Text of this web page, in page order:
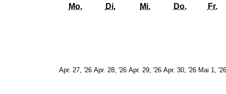
Mo. MontagDi. Dienstag
Mi. Mittwoch
Do. Fr.
Apr. 27, '2627.
Apr. 28, '2628.
Apr. 29, '2629.
Apr. 30, '2630.
Mai 1, '26